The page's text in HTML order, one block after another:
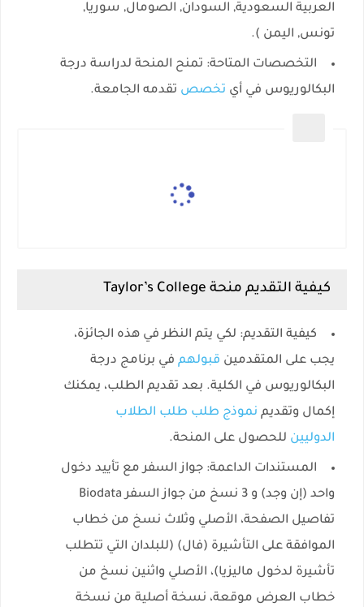
العربية السعودية, السودان, الصومال, سوريا,
تونس, اليمن ).
التخصصات المتاحة: تمنح المنحة لدراسة درجة
البكالوريوس في أي تخصص تقدمه الجامعة.
كيفية التقديم منحة Taylor’s College
كيفية التقديم: لكي يتم النظر في هذه الجائزة،
يجب على المتقدمين قبولهم في برنامج درجة
البكالوريوس في الكلية. بعد تقديم الطلب، يمكنك
إكمال وتقديم نموذج طلب طلب الطلاب
الدوليين للحصول على المنحة.
المستندات الداعمة: جواز السفر مع تأييد دخول
واحد (إن وجد) و 3 نسخ من جواز السفر Biodata
تفاصيل الصفحة، الأصلي وثلاث نسخ من خطاب
الموافقة على التأشيرة (فال) (للبلدان التي تتطلب
تأشيرة لدخول ماليزيا)، الأصلي واثنين نسخ من
خطاب العرض موقعة، نسخة أصلية من نسخة